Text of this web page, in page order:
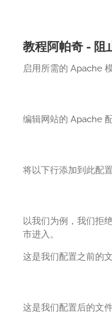
教程阿帕奇 - 阻
启用所需的 Apache 模
编辑网站的 Apache
将以下行添加到此配置
以我们为例，我们拒
市进入。
这是我们配置之前的文
这是我们配置后的文件